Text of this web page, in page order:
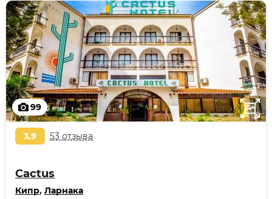
99
3,9 53 отзыва
Cactus
Кипр, Ларнака